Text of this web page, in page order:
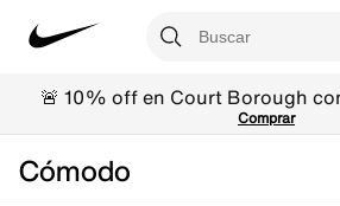
🚨 10% off en Court Borough
Comprar
Cómodo